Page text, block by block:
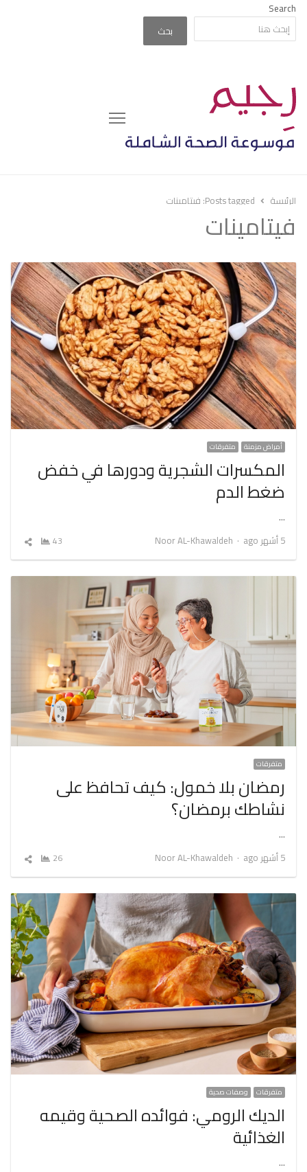
Search
بحث
Menu
الرئيسة Posts tagged: فيتامينات
فيتامينات
أمراض مزمنة متفرقات
المكسرات الشجرية ودورها في خفض
ضغط الدم
…
5 أشهر ago
Author
Noor AL-Khawaldeh
43
شارك
متفرقات
رمضان بلا خمول: كيف تحافظ على
نشاطك برمضان؟
…
5 أشهر ago
Author
Noor AL-Khawaldeh
26
شارك
متفرقات وصفات صحية
الديك الرومي: فوائده الصحية وقيمه
الغذائية
…